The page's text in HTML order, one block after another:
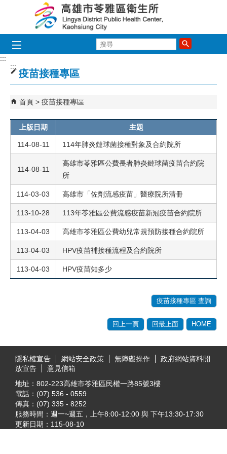
跳到主要內容區塊
尋
:::
:::
疫苗接種專區
首頁 疫苗接種專區
上版日期 主題
114-08-11 114年肺炎鏈球菌接種對象及合約院所
114-08-11
高雄市苓雅區公費長者肺炎鏈球菌疫苗合約院
所
114-03-03 高雄市「佐劑流感疫苗」醫療院所清冊
113-10-28 113年苓雅區公費流感疫苗新冠疫苗合約院所
113-04-03 高雄市苓雅區公費幼兒常規預防接種合約院所
113-04-03 HPV疫苗補接種流程及合約院所
113-04-03 HPV疫苗知多少
疫苗接種專區 查詢
回上一頁 回最上面 HOME
隱私權宣告
網站安全政策 無障礙操作
政府網站資料開
放宣告
意見信箱
地址：802-223高雄市苓雅區民權一路85號3樓
電話：(07) 536 - 0559
傳真：(07) 335 - 8252
服務時間：週一~週五，上午8:00-12:00 與 下午13:30-17:30
更新日期： 115-08-10